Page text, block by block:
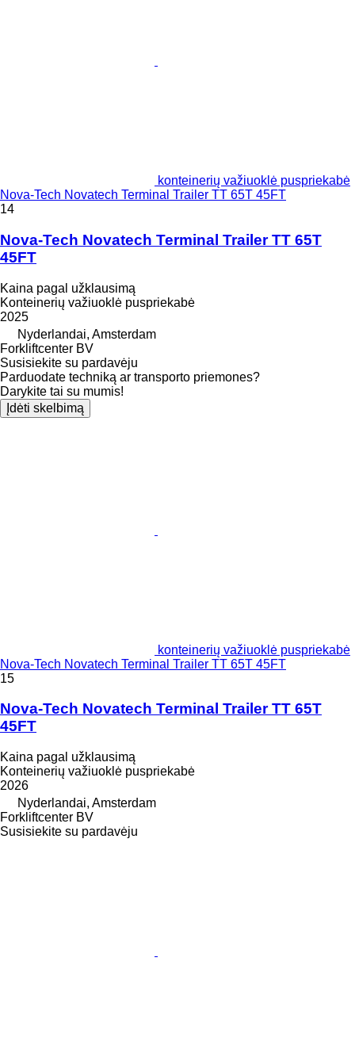
konteinerių važiuoklė puspriekabė
Nova-Tech Novatech Terminal Trailer TT 65T 45FT
14
Nova-Tech Novatech Terminal Trailer TT 65T
45FT
Kaina pagal užklausimą
Konteinerių važiuoklė puspriekabė
2025
Nyderlandai, Amsterdam
Forkliftcenter BV
Susisiekite su pardavėju
Parduodate techniką ar transporto priemones?
Darykite tai su mumis!
Įdėti skelbimą
konteinerių važiuoklė puspriekabė
Nova-Tech Novatech Terminal Trailer TT 65T 45FT
15
Nova-Tech Novatech Terminal Trailer TT 65T
45FT
Kaina pagal užklausimą
Konteinerių važiuoklė puspriekabė
2026
Nyderlandai, Amsterdam
Forkliftcenter BV
Susisiekite su pardavėju